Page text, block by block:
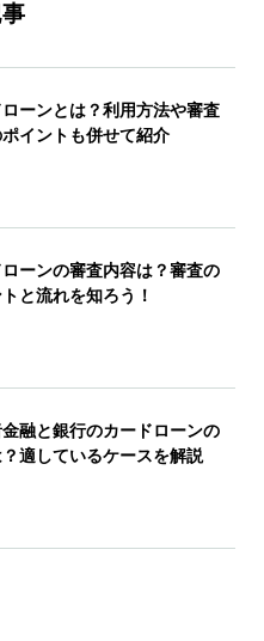
ーンとは？利用方法や審査
イントも併せて紹介
ーンの審査内容は？審査の
と流れを知ろう！
融と銀行のカードローンの
適しているケースを解説